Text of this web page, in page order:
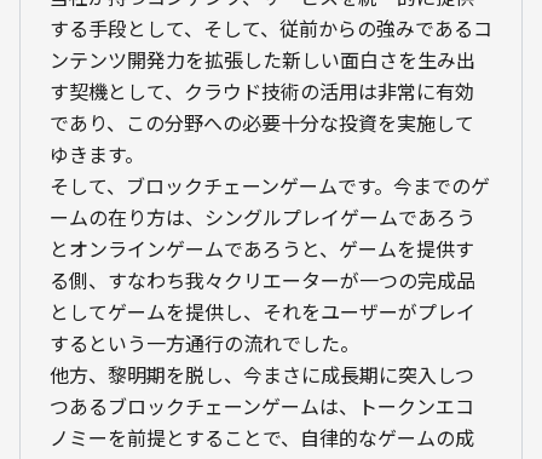
する手段として、そして、従前からの強みであるコ
ンテンツ開発力を拡張した新しい面白さを生み出
す契機として、クラウド技術の活用は非常に有効
であり、この分野への必要十分な投資を実施して
ゆきます。
そして、ブロックチェーンゲームです。今までのゲ
ームの在り方は、シングルプレイゲームであろう
とオンラインゲームであろうと、ゲームを提供す
る側、すなわち我々クリエーターが一つの完成品
としてゲームを提供し、それをユーザーがプレイ
するという一方通行の流れでした。
他方、黎明期を脱し、今まさに成長期に突入しつ
つあるブロックチェーンゲームは、トークンエコ
ノミーを前提とすることで、自律的なゲームの成